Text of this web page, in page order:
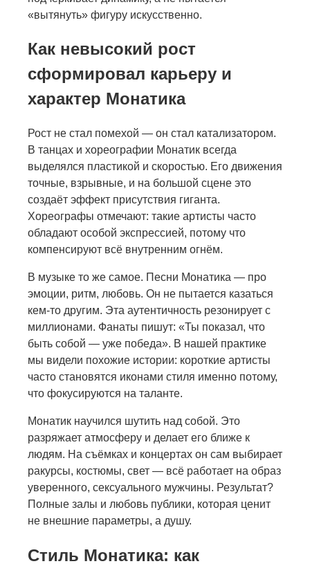
«вытянуть» фигуру искусственно.
Как невысокий рост
сформировал карьеру и
характер Монатика
Рост не стал помехой — он стал катализатором.
В танцах и хореографии Монатик всегда
выделялся пластикой и скоростью. Его движения
точные, взрывные, и на большой сцене это
создаёт эффект присутствия гиганта.
Хореографы отмечают: такие артисты часто
обладают особой экспрессией, потому что
компенсируют всё внутренним огнём.
В музыке то же самое. Песни Монатика — про
эмоции, ритм, любовь. Он не пытается казаться
кем-то другим. Эта аутентичность резонирует с
миллионами. Фанаты пишут: «Ты показал, что
быть собой — уже победа». В нашей практике
мы видели похожие истории: короткие артисты
часто становятся иконами стиля именно потому,
что фокусируются на таланте.
Монатик научился шутить над собой. Это
разряжает атмосферу и делает его ближе к
людям. На съёмках и концертах он сам выбирает
ракурсы, костюмы, свет — всё работает на образ
уверенного, сексуального мужчины. Результат?
Полные залы и любовь публики, которая ценит
не внешние параметры, а душу.
Стиль Монатика: как